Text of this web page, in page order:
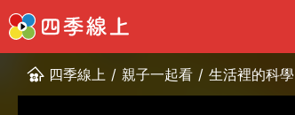
四季線上 / 親子一起看 / 生活裡的科學